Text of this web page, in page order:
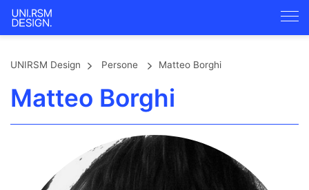
UNIRSM Design Persone Matteo Borghi
Matteo Borghi